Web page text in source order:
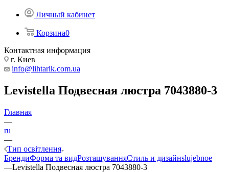
Личный кабинет
Корзина0
Контактная информация
г. Киев
info@lihtarik.com.ua
Levistella Подвесная люстра 7043880-3
Главная
—
ru
—
Тип освітлення
БрендиФорма та видРозташуванняСтиль и дизайнslujebnoe
—Levistella Подвесная люстра 7043880-3